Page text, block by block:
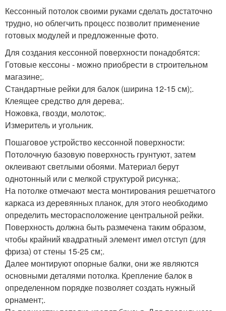
Кессонный потолок своими руками сделать достаточно
трудно, но облегчить процесс позволит применение
готовых модулей и предложенные фото.
Для создания кессонной поверхности понадобятся:
Готовые кессоны - можно приобрести в строительном
магазине;.
Стандартные рейки для балок (ширина 12-15 см);.
Клеящее средство для дерева;.
Ножовка, гвозди, молоток;.
Измеритель и угольник.
Пошаговое устройство кессонной поверхности:
Потолочную базовую поверхность грунтуют, затем
оклеивают светлыми обоями. Материал берут
однотонный или с мелкой структурой рисунка;.
На потолке отмечают места монтирования решетчатого
каркаса из деревянных планок, для этого необходимо
определить месторасположение центральной рейки.
Поверхность должна быть размечена таким образом,
чтобы крайний квадратный элемент имел отступ (для
фриза) от стены 15-25 см;.
Далее монтируют опорные балки, они же являются
основными деталями потолка. Крепление балок в
определенном порядке позволяет создать нужный
орнамент;.